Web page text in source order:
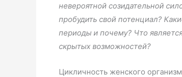
невероятной созидательной
пробудить свой потенциал?
периоды и почему? Что
скрытых возможностей?
Цикличность женского